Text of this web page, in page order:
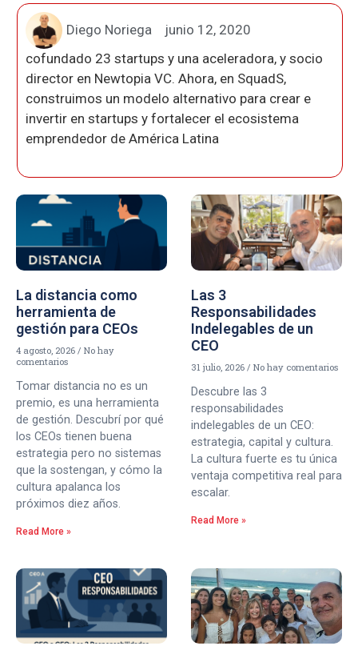
Diego Noriega
junio 12, 2020
cofundado 23 startups y una aceleradora, y socio
director en Newtopia VC. Ahora, en SquadS,
construimos un modelo alternativo para crear e
invertir en startups y fortalecer el ecosistema
emprendedor de América Latina
La distancia como
herramienta de
gestión para CEOs
4 agosto, 2026
No hay
comentarios
Tomar distancia no es un
premio, es una herramienta
de gestión. Descubrí por qué
los CEOs tienen buena
estrategia pero no sistemas
que la sostengan, y cómo la
cultura apalanca los
próximos diez años.
Read More »
Las 3
Responsabilidades
Indelegables de un
CEO
31 julio, 2026 No hay comentarios
Descubre las 3
responsabilidades
indelegables de un CEO:
estrategia, capital y cultura.
La cultura fuerte es tu única
ventaja competitiva real para
escalar.
Read More »